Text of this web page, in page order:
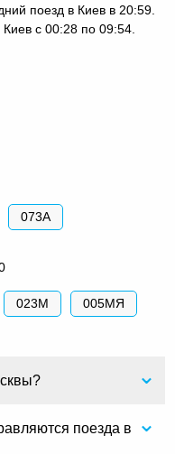
поезд в Киев в 20:59.
с 00:28 по 09:54.
073А
023М 005МЯ
поезда в